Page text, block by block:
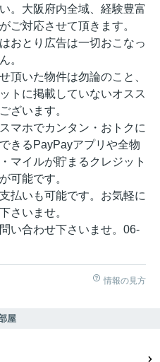
。大阪府内全域、経験豊富
ご対応させて頂きます。
おとり広告は一切おこなっ
。
頂いた物件は勿論のこと、
トに掲載していないオスス
ざいます。
マホでカンタン・おトクに
きるPayPayアプリや全物
マイルが貯まるクレジット
可能です。
払いも可能です。お気軽に
さいませ。
い合わせ下さいませ。06-
情報の見方
屋